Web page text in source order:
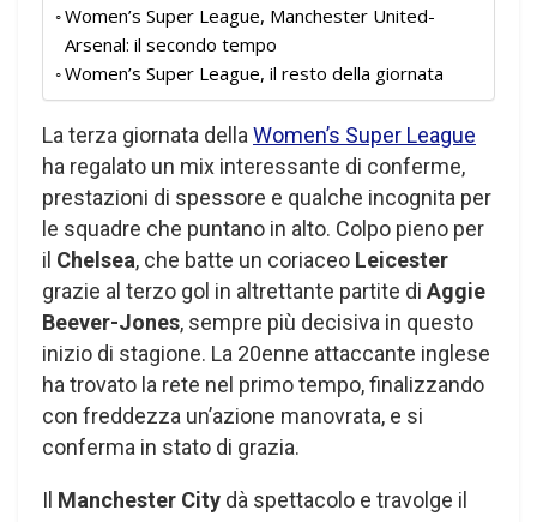
Women’s Super League, Manchester United-
Arsenal: il secondo tempo
Women’s Super League, il resto della giornata
La terza giornata della Women’s Super League
ha regalato un mix interessante di conferme,
prestazioni di spessore e qualche incognita per
le squadre che puntano in alto. Colpo pieno per
il Chelsea, che batte un coriaceo Leicester
grazie al terzo gol in altrettante partite di Aggie
Beever-Jones, sempre più decisiva in questo
inizio di stagione. La 20enne attaccante inglese
ha trovato la rete nel primo tempo, finalizzando
con freddezza un’azione manovrata, e si
conferma in stato di grazia.
Il Manchester City dà spettacolo e travolge il